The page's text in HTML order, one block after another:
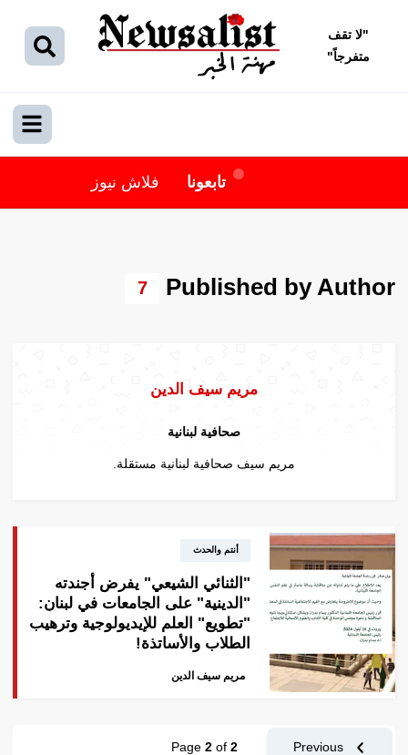
"لا تقف
متفرجاً"
تابعونا فلاش نيوز
Published by Author
7
مريم سيف الدين
صحافية لبنانية
مريم سيف صحافية لبنانية مستقلة.
أنتم والحدث
"الثنائي الشيعي" يفرض أجندته
"الدينية" على الجامعات في لبنان:
"تطويع" العلم للإيديولوجية وترهيب
الطلاب والأساتذة!
مريم سيف الدين
Previous
Page 2of 2